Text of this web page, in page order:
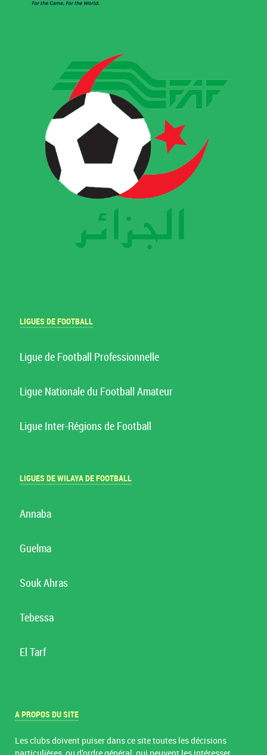
LIGUES DE FOOTBALL
Ligue de Football Professionnelle
Ligue Nationale du Football Amateur
Ligue Inter-Régions de Football
LIGUES DE WILAYA DE FOOTBALL
Annaba
Guelma
Souk Ahras
Tebessa
El Tarf
A PROPOS DU SITE
Les clubs doivent puiser dans ce site toutes les décisions